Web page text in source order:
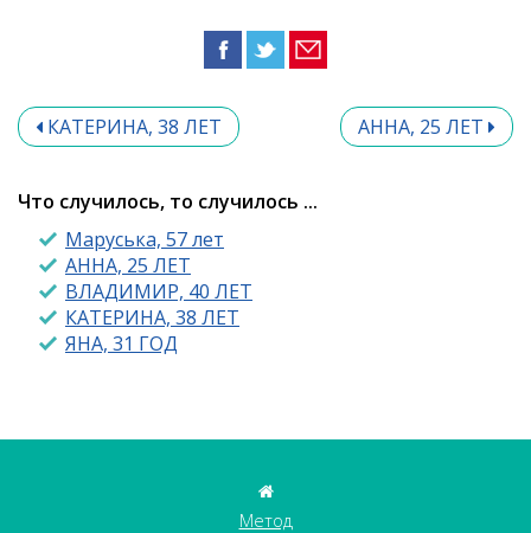
КАТЕРИНА, 38 ЛЕТ АННА, 25 ЛЕТ
Что случилось, то случилось ...
Маруська, 57 лет
АННА, 25 ЛЕТ
ВЛАДИМИР, 40 ЛЕТ
КАТЕРИНА, 38 ЛЕТ
ЯНА, 31 ГОД
Метод